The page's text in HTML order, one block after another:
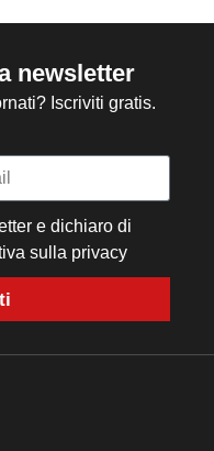
newsletter
Iscriviti gratis.
e dichiaro di
sulla privacy